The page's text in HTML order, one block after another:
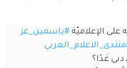
الإعلاميّة #ياسمين_عز
دبي غدًا؟